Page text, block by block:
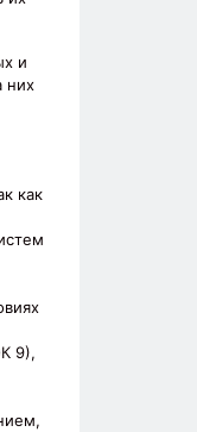
и
них
как
9),